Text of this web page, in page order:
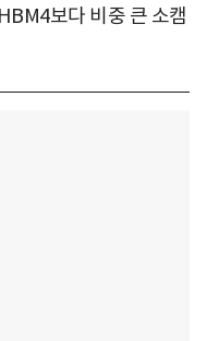
보다 비중 큰 소캠